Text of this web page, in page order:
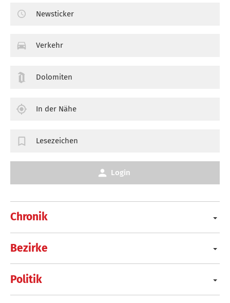
Chronik
Bezirke
Politik
Newsticker
Verkehr
Dolomiten
In der Nähe
Lesezeichen
Login